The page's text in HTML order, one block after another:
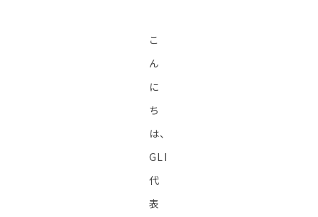
こ
ん
に
ち
は、
GLI
代
表